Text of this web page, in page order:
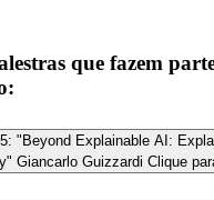
que fazem
"Beyond Explainable AI:
Giancarlo Guizzardi Clique